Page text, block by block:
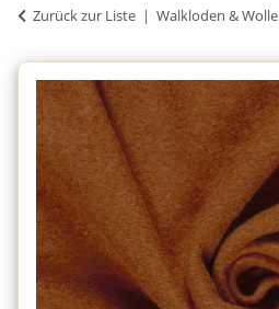
Zurück zur Liste Walkloden & Wolle